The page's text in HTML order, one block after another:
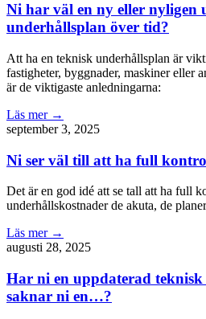
Ni har väl en ny eller nyligen
underhållsplan över tid?
Att ha en teknisk underhållsplan är
fastigheter, byggnader, maskiner eller
är de viktigaste anledningarna:
Läs mer →
september 3, 2025
Ni ser väl till att ha full
Det är en god idé att se tall att ha full
underhållskostnader de akuta, de
Läs mer →
augusti 28, 2025
Har ni en uppdaterad
saknar ni en…?